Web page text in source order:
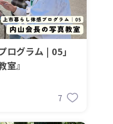
ログラム | 05」
室』
7